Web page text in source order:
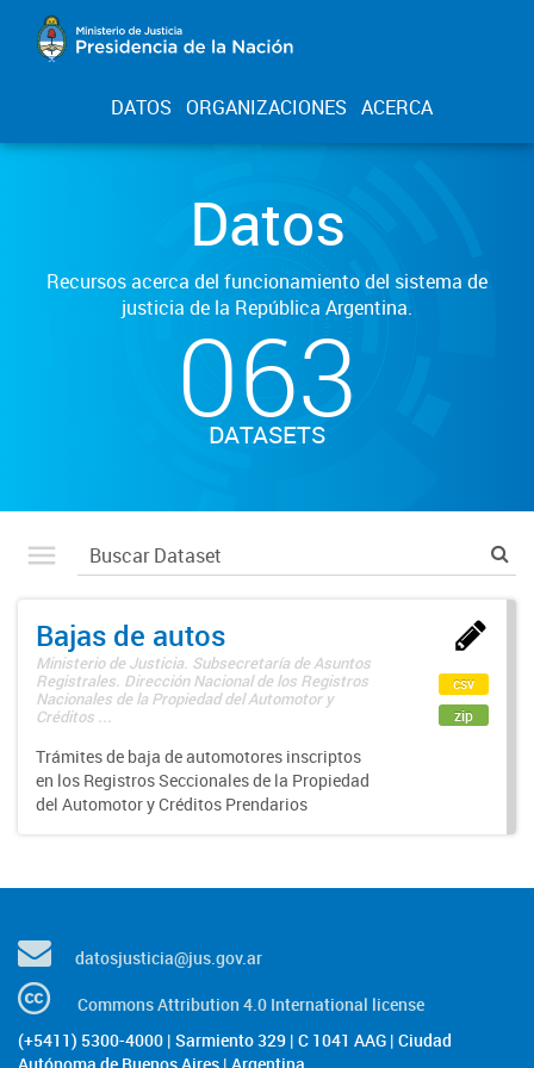
DATOS ORGANIZACIONES ACERCA
Datos
Recursos acerca del funcionamiento del sistema de
justicia de la República Argentina.
063
DATASETS
Bajas de autos
Ministerio de Justicia. Subsecretaría de Asuntos
Registrales. Dirección Nacional de los Registros
Nacionales de la Propiedad del Automotor y
Créditos ...
Trámites de baja de automotores inscriptos
en los Registros Seccionales de la Propiedad
del Automotor y Créditos Prendarios
csv
zip
datosjusticia@jus.gov.ar
Commons Attribution 4.0 International license
(+5411) 5300-4000 | Sarmiento 329 | C 1041 AAG | Ciudad